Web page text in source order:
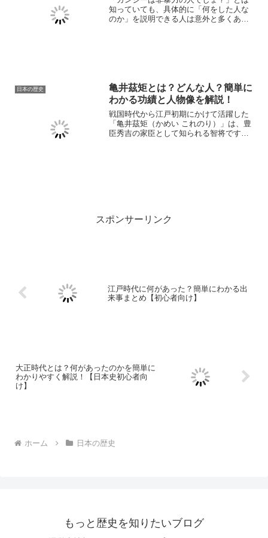
知っていても、具体的に「何をした人な
のか」を説明できる人は意外と多くあり
日本の歴史
亀井茲矩とは？どんな人？簡単に
わかる功績と人物像を解説！
戦国時代から江戸初期にかけて活躍した
「亀井茲矩（かめい これのり）」は、豊
臣秀吉の家臣として知られる智将です。
スポンサーリンク
江戸時代に何があった？簡単にわかる出
来事まとめ【初心者向け】
大正時代とは？何があったのかを簡単に
わかりやすく解説！【日本史初心者向
け】
ホーム 日本の歴史
もっと歴史を知りたいブログ